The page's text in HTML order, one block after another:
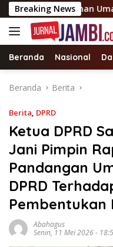
Langsung
ke
konten
Breaking News
Umat” resmi
Beranda Nasional
Beranda Berita
Berita, DPRD
Ketua DPRD
Jani Pimpin
Pandangan
DPRD
Pembentukan
Abahagus
Senin, 11 Mei 2026 -